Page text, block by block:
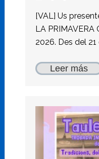
[VAL] Us
LA PRIMAVERA
2026. Des del 21
Leer más